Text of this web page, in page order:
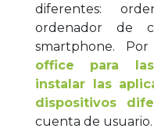
diferentes:
ordenador de
smartphone.
office para
instalar las
dispositivos
cuenta de usuario.